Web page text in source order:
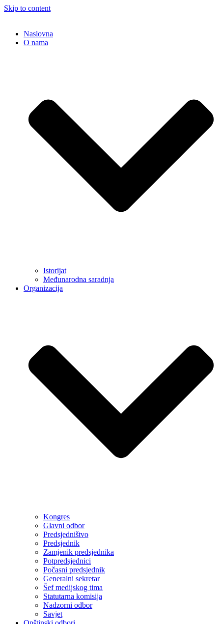
Skip to content
Naslovna
O nama
Istorijat
Međunarodna saradnja
Organizacija
Kongres
Glavni odbor
Predsjedništvo
Predsjednik
Zamjenik predsjednika
Potpredsjednici
Počasni predsjednik
Generalni sekretar
Šef medijskog tima
Statutarna komisija
Nadzorni odbor
Savjet